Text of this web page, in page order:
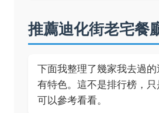
推薦迪化街老宅餐
下面我整理了幾家我去過
有特色。這不是排行榜，
可以參考看看。